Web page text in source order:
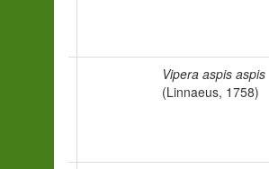
Vipera aspis aspis
(Linnaeus, 1758)